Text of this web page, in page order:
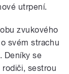
utrpení.
zvukového
svém strachu
Deníky se
rodiči, sestrou